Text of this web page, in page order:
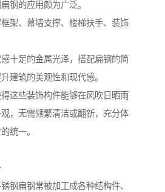
钢的应用颇为广泛。
架、幕墙支撑、楼梯扶手、装饰
十足的金属光泽，搭配扁钢的简
建筑的美观性和现代感。
这些装饰构件能够在风吹日晒雨
，无需频繁清洁或翻新，充分体
统一。
钢扁钢常被加工成各种结构件、